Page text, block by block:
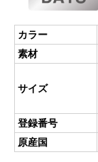
カラー
素材
サイズ
登録番号
原産国